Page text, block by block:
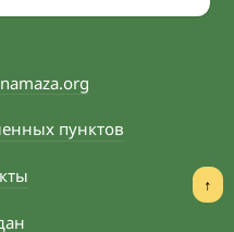
пунктов
↑